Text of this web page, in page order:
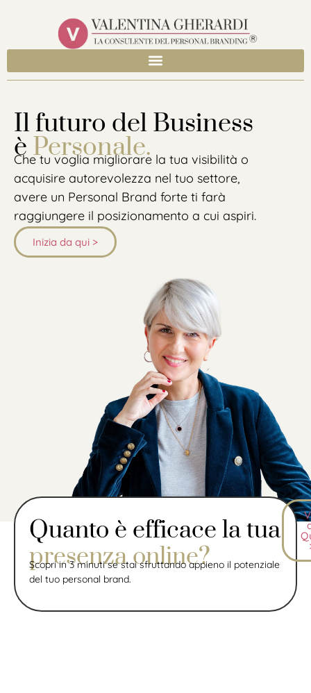
Il futuro del Business
è Personale.
Che tu voglia migliorare la tua visibilità o
acquisire autorevolezza nel tuo settore,
avere un Personal Brand forte ti farà
raggiungere il posizionamento a cui aspiri.
Inizia da qui >
Quanto è efficace la tua
presenza online?
Scopri in 3 minuti se stai sfruttando appieno il potenziale
del tuo personal brand.